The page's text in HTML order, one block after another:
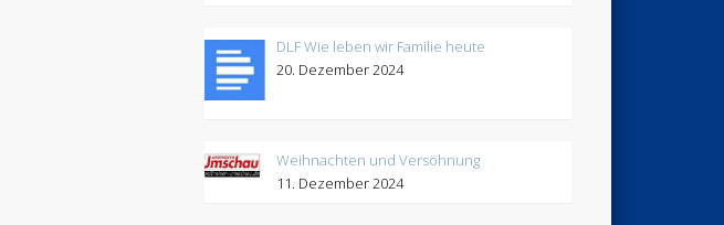
DLF Wie leben wir Familie heute
20. Dezember 2024
Weihnachten und Versöhnung
11. Dezember 2024